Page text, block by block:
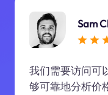
Sam
我们需要访问可
够可靠地分析价